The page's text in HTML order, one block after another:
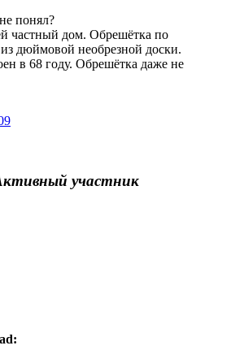
понял?
частный дом. Обрешётка по
дюймовой необрезной доски.
в 68 году. Обрешётка даже не
участник